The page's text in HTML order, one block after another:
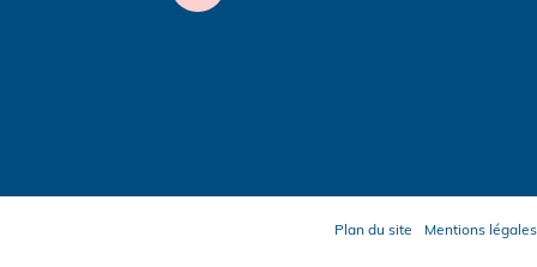
Plan du site Mentions légales